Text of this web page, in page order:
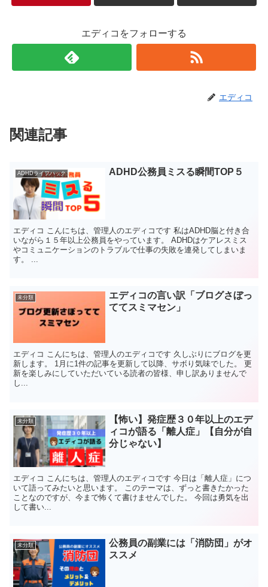
エディコをフォローする
エディコ
関連記事
ADHDライフハック ADHD公務員ミスる瞬間TOP５
エディコ こんにちは、管理人のエディコです 私はADHD脳と付き合
いながら１５年以上公務員をやっています。 ADHDはケアレスミス
やコミュニケーションのトラブルで仕事の失敗を連発してしまいま
す。 ...
未分類
エディコの言い訳「ブログさぼっ
ててスミマセン」
エディコ こんにちは、管理人のエディコです 久しぶりにブログを更
新します。 1月に1件の記事を更新して以降、サボり気味でした。 更
新を楽しみにしていただいている読者の皆様、申し訳ありませんで
し...
未分類
【怖い】発症歴３０年以上のエデ
ィコが語る「離人症」【自分が自
分じゃない】
エディコ こんにちは、管理人のエディコです 今日は「離人症」につ
いて語ってみたいと思います。 このテーマは、ずっと書きたかった
ことなのですが、今まで怖くて書けませんでした。 今回は勇気を出
して書い...
未分類
公務員の副業には「消防団」がオ
ススメ